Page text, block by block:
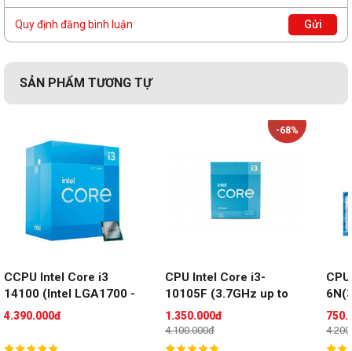
Quy định đăng bình luận Gửi
SẢN PHẨM TƯƠNG TỰ
CCPU Intel Core i3
14100 (Intel LGA1700 -
4 Core - 8 Thread - Base
Cache 12MB) (Tray)
4.390.000đ
-68%
CPU Intel Core i3-
10105F (3.7GHz up to
4.4Ghz, 4 nhân 8 luồng,
6MB Cache, 65W)- Cũ
đẹp (Tray)
1.350.000đ
4.100.000đ
đẹp